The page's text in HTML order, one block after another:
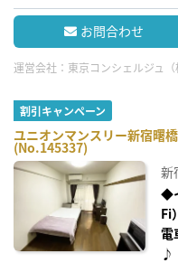
お問合わせ
運営会社： 東京コンシェルジュ
割引キャンペーン
ユニオンマンスリー新宿曙
(No.145337)
新
◆
Fi
電
♪